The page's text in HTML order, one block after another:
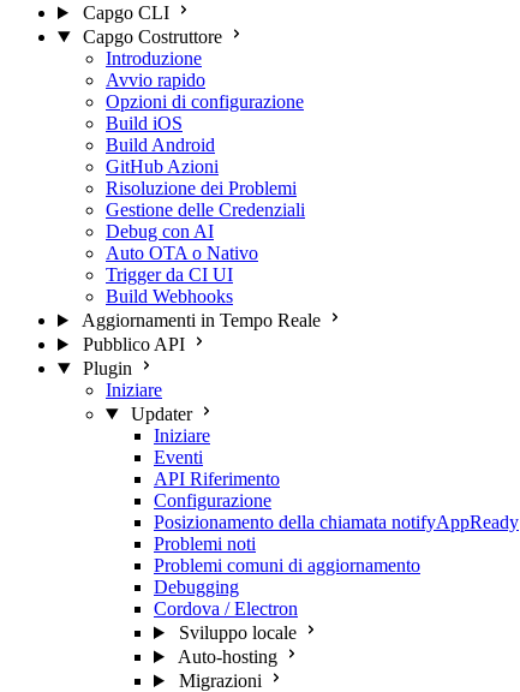
Capgo CLI
Capgo Costruttore
Introduzione
Avvio rapido
Opzioni di configurazione
Build iOS
Build Android
GitHub Azioni
Risoluzione dei Problemi
Gestione delle Credenziali
Debug con AI
Auto OTA o Nativo
Trigger da CI UI
Build Webhooks
Aggiornamenti in Tempo Reale
Pubblico API
Plugin
Iniziare
Updater
Iniziare
Eventi
API Riferimento
Configurazione
Posizionamento della chiamata notifyAppReady
Problemi noti
Problemi comuni di aggiornamento
Debugging
Cordova / Electron
Sviluppo locale
Auto-hosting
Migrazioni